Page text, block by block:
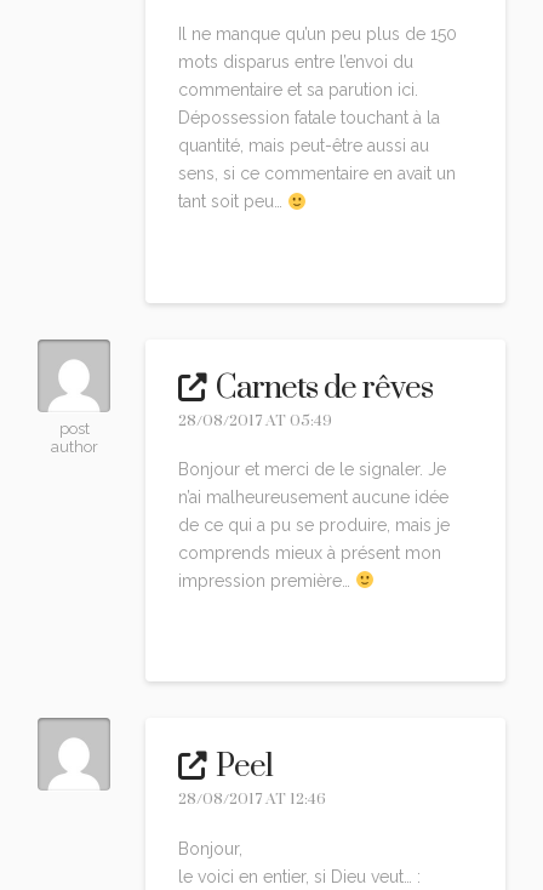
Il ne manque qu’un peu plus de 150
mots disparus entre l’envoi du
commentaire et sa parution ici.
Dépossession fatale touchant à la
quantité, mais peut-être aussi au
sens, si ce commentaire en avait un
tant soit peu…
post
author
Carnets de rêves
28/08/2017 AT 05:49
Bonjour et merci de le signaler. Je
n’ai malheureusement aucune idée
de ce qui a pu se produire, mais je
comprends mieux à présent mon
impression première…
Peel
28/08/2017 AT 12:46
Bonjour,
le voici en entier, si Dieu veut… :